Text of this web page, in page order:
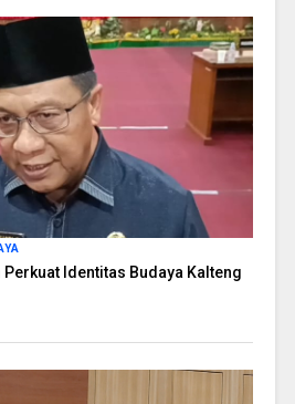
Identitas Budaya Kalteng